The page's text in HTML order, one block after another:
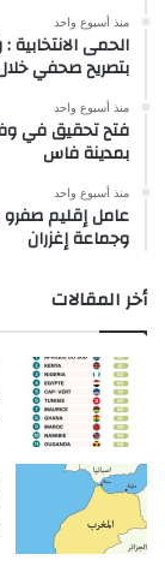
منذ أسبوع واحد
الحمى
بتصريح صحفي
منذ أسبوع واحد
فتح تحقيق في
بمدينة فاس
منذ أسبوع واحد
عامل إقليم صفرو
وجماعة إغزران
أخر المقالات